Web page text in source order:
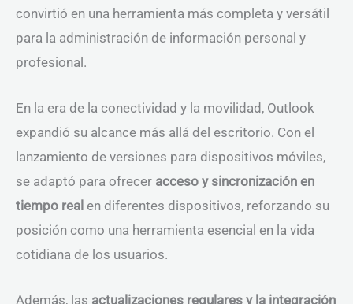
convirtió en una herramienta más completa y versátil
para la administración de información personal y
profesional.
En la era de la conectividad y la movilidad, Outlook
expandió su alcance más allá del escritorio. Con el
lanzamiento de versiones para dispositivos móviles,
se adaptó para ofrecer acceso y sincronización en
tiempo real en diferentes dispositivos, reforzando su
posición como una herramienta esencial en la vida
cotidiana de los usuarios.
Además, las actualizaciones regulares y la integración